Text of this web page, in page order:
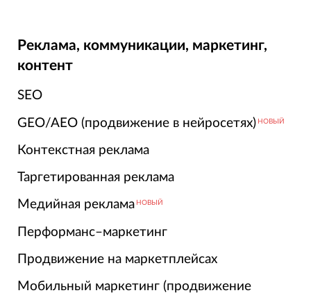
Реклама, коммуникации, маркетинг,
контент
SEO
GEO/AEO (продвижение в нейросетях) НОВЫЙ
Контекстная реклама
Таргетированная реклама
Медийная реклама НОВЫЙ
Перформанс–маркетинг
Продвижение на маркетплейсах
Мобильный маркетинг (продвижение